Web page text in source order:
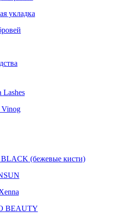
укладка
Lashes
Vinog
(бежевые кисти)
BEAUTY